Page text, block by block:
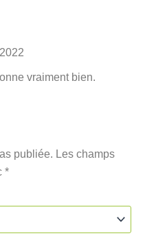
vraiment bien.
publiée. Les champs
*